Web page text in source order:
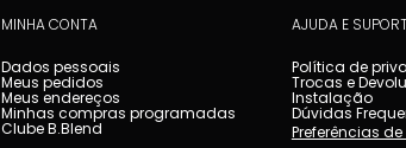
MINHA CONTA
Dados pessoais
Meus pedidos
Meus endereços
Minhas compras programadas
Clube B.Blend
AJUDA E
Política de
Trocas e
Instalação
Dúvidas
Preferências